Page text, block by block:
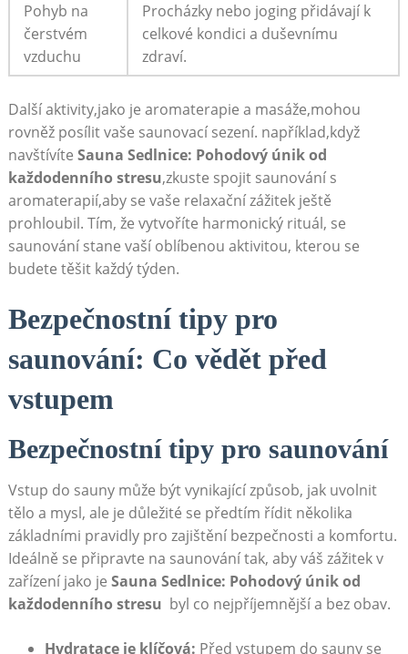
Pohyb⁣ na⁢
čerstvém
vzduchu
Procházky nebo ⁣joging přidávají k
celkové kondici ⁢a duševnímu
zdraví.
Další aktivity,jako je ‌aromaterapie a masáže,mohou
rovněž posílit‍ vaše saunovací ​sezení. například,když
navštívíte Sauna Sedlnice: Pohodový únik od
každodenního stresu,zkuste spojit saunování s
aromaterapií,aby⁣ se‍ vaše relaxační zážitek‌ ještě
prohloubil. Tím, že vytvoříte harmonický rituál, se
saunování stane vaší oblíbenou aktivitou, kterou se
budete těšit každý týden.
Bezpečnostní tipy ⁤pro
saunování: Co vědět před
vstupem
Bezpečnostní tipy pro saunování
Vstup do sauny může ​být⁣ vynikající způsob, ⁣jak uvolnit‍
tělo a mysl, ale je důležité se předtím řídit několika
základními pravidly⁣ pro zajištění bezpečnosti a komfortu.
Ideálně se připravte na saunování ⁣tak, aby váš zážitek v
zařízení jako je Sauna Sedlnice: Pohodový únik ⁢od
každodenního stresu ‌ byl co ‌nejpříjemnější a ⁣bez obav.
Hydratace ⁣je klíčová: Před vstupem‍ do sauny ⁤se